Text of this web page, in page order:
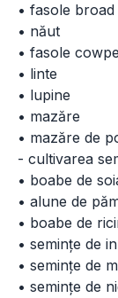
• fasole broad
• năut
• fasole
• linte
• lupine
• mazăre
• mazăre de
- cultivarea
• boabe de
• alune de
• boabe de
• semințe de in
• semințe de
• semințe de